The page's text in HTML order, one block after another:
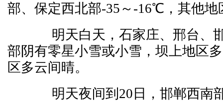
部、保定西北部-35～-16℃，其他
明天白天，石家庄、邢台、
部阴有零星小雪或小雪，坝上地区
区多云间晴。
明天夜间到20日，邯郸西南